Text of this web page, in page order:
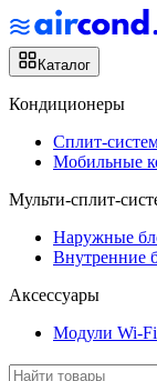
Каталог
Кондиционеры
Сплит-
Мобильные
Мульти-сплит-
Наружные
Внутренние
Аксессуары
Модули Wi-Fi